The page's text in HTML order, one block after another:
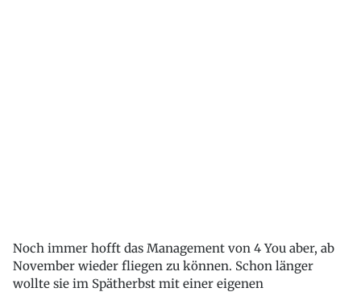
Noch immer hofft das Management von 4 You aber, ab
November wieder fliegen zu können. Schon länger
wollte sie im Spätherbst mit einer eigenen